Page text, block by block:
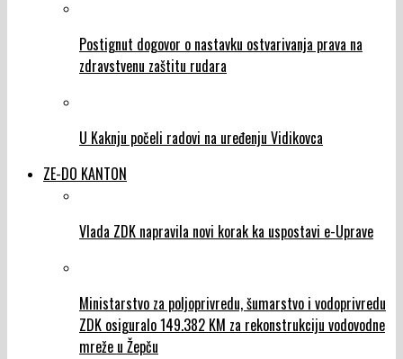
Postignut dogovor o nastavku ostvarivanja prava na
zdravstvenu zaštitu rudara
U Kaknju počeli radovi na uređenju Vidikovca
ZE-DO KANTON
Vlada ZDK napravila novi korak ka uspostavi e-Uprave
Ministarstvo za poljoprivredu, šumarstvo i vodoprivredu
ZDK osiguralo 149.382 KM za rekonstrukciju vodovodne
mreže u Žepču